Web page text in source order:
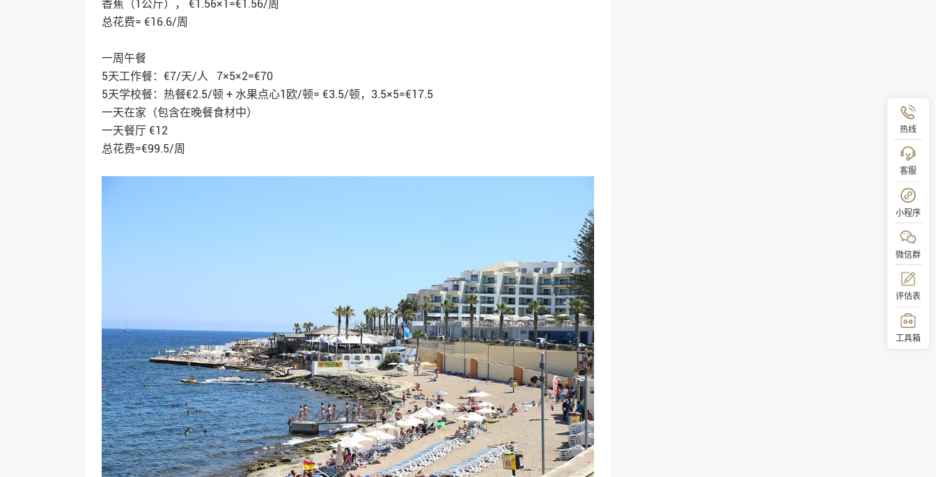
香蕉（1公斤）， €1.56×1=€1.56/周
总花费= €16.6/周
一周午餐
5天工作餐：€7/天/人 7×5×2=€70
5天学校餐：热餐€2.5/顿 + 水果点心1欧/顿= €3.5/顿，3.5×5=€17.5
一天在家（包含在晚餐食材中）
一天餐厅 €12
总花费=€99.5/周
热线
客服
小程序
微信群
评估表
工具箱